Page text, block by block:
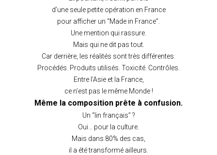
d’une seule petite opération en France
pour afficher un “Made in France”.
Une mention qui rassure.
Mais qui ne dit pas tout.
Car derrière, les réalités sont très différentes.
Procédés. Produits utilisés. Toxicité. Contrôles.
Entre l’Asie et la France,
ce n’est pas le même Monde !
Même la composition prête à confusion.
Un “lin français” ?
Oui… pour la culture.
Mais dans 80% des cas,
il a été transformé ailleurs.